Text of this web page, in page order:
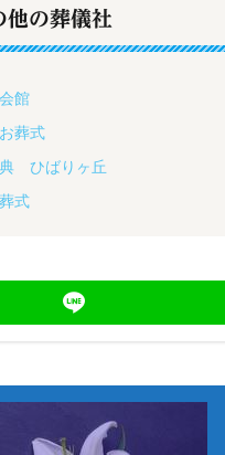
他の葬儀社
館
葬式
ひばりヶ丘
式